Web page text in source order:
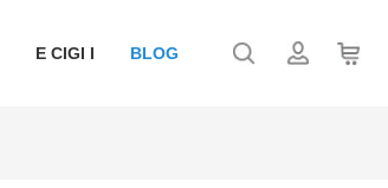
E CIGI I BLOG